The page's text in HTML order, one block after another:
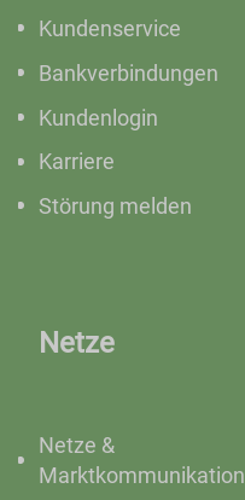
Kundenservice
Bankverbindungen
Kundenlogin
Karriere
Störung melden
Netze
Netze &
Marktkommunikation